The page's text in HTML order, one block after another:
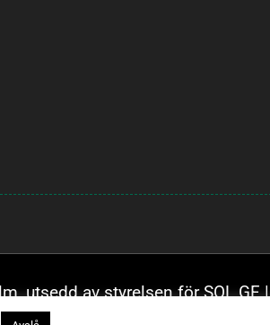
utsedd av styrelsen för SOL GF |